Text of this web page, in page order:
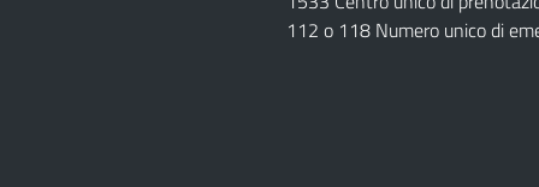
112 o 118 Numero unico di